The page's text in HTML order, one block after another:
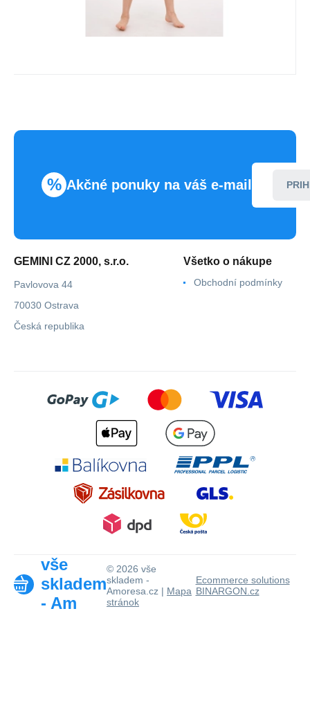
% Akčné ponuky na váš e-mail
GEMINI CZ 2000, s.r.o.
Pavlovova 44
70030 Ostrava
Česká republika
Všetko o nákupe
Obchodní podmínky
vše
skladem
- Am
© 2026 vše
skladem -
Amoresa.cz | Mapa
stránok
Ecommerce solutions
BINARGON.cz